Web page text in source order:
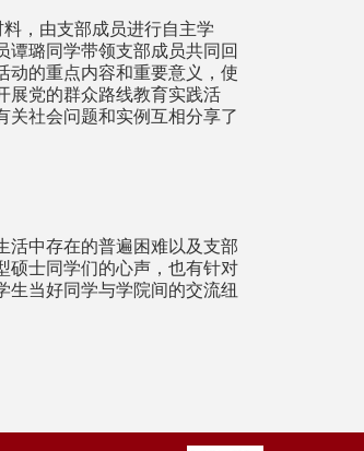
，由支部成员进行自主学
谭璐同学带领支部成员共同回
动的重点内容和重要意义，使
展党的群众路线教育实践活
关社会问题和实例互相分享了
中存在的普遍困难以及支部
硕士同学们的心声，也有针对
生当好同学与学院间的交流纽